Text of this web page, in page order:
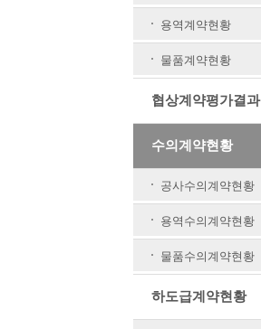
용역계약현황
물품계약현황
협상계약평가결과
수의계약현황
공사수의계약현황
용역수의계약현황
물품수의계약현황
하도급계약현황